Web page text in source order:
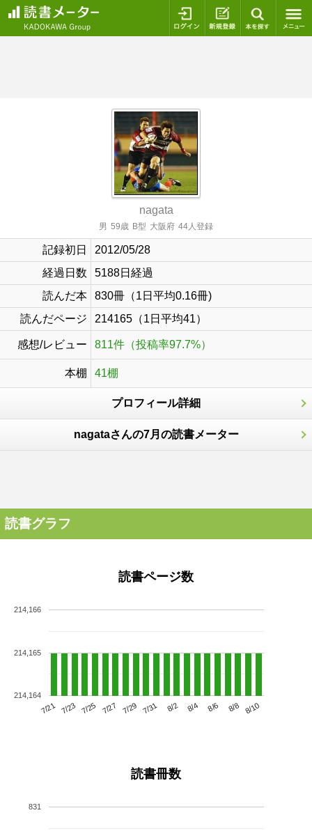
ログイン 新規登録
nagata
男 59歳 B型 大阪府 44人登録
記録初日
2012/05/28
経過日数
5188日経過
読んだ本
830冊（1日平均0.16冊)
読んだページ
214165（1日平均41）
感想/レビュー 811件（投稿率97.7%）
本棚 41棚
プロフィール詳細
nagataさんの7月の読書メーター
読書グラフ
読書ページ数
7/21 7/23 7/25 7/27 7/29 7/31 8/2 8/4 8/6 8/8 8/10
214,164
214,165
214,166
読書冊数
831